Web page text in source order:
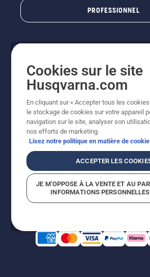
PROFESSIONNEL
© Husqvarna AB (publ). Tous droits
indiqués sont des prix de vente
contractuelles. Tous les prix indiqués
disponible pour un achat
Mentions légalesPolitique relative
Conditions d'utilisation Avis de
Égalité hommes femmesSignalement de
Cookies sur le site
Husqvarna.com
En cliquant sur « Accepter tous les
le stockage de cookies sur votre appareil
navigation sur le site, analyser son
nos efforts de marketing.
Lisez notre politique en matière de
ACCEPTER LES
JE M’OPPOSE À LA VENTE ET AU
INFORMATIONS